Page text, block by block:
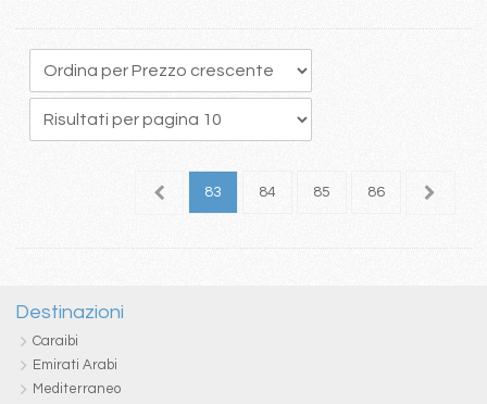
82 83 84 85 86 87
Destinazioni
Caraibi
Emirati Arabi
Mediterraneo